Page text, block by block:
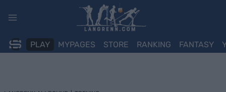
PLAY MYPAGES STORE RANKING FANTASY